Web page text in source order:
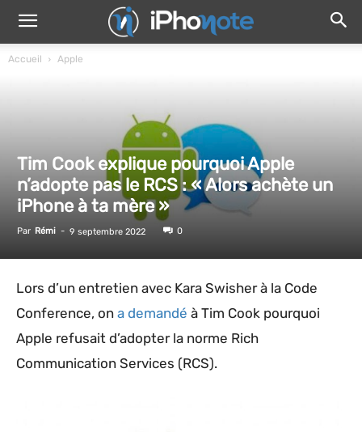
Accueil Apple
Tim Cook explique pourquoi Apple
n’adopte pas le RCS : « Alors achète un
iPhone à ta mère »
Par Rémi - 9 septembre 2022 0
Lors d’un entretien avec Kara Swisher à la Code
Conference, on a demandé à Tim Cook pourquoi
Apple refusait d’adopter la norme Rich
Communication Services (RCS).